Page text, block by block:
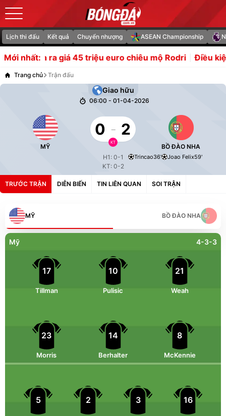
Lịch thi đấu Kết quả Chuyển nhượng ASEAN Championship
Mới nhất:ra giá 45 triệu euro chiêu mộ Rodri Điều kiện để
Trang chủ Trận đấu
Giao hữu
06:00 - 01-04-2026
MỸ
0 - 2
KT
BỒ ĐÀO NHA
H1: 0-1
KT: 0-2
Trincao36' Joao Felix59'
TRƯỚC TRẬN DIỄN BIẾN TIN LIÊN QUAN SOI TRẬN
MỸ BỒ ĐÀO NHA
Mỹ 4-3-3
17
Tillman
10
Pulisic
21
Weah
23
Morris
14
Berhalter
8
McKennie
5 2 3 16